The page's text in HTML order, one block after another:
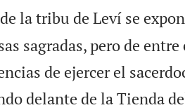
la tribu de Leví se
sagradas, pero de
de ejercer el
delante de la Tienda